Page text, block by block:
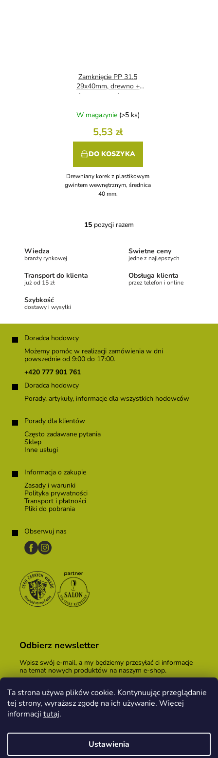
Ta strona używa plików cookie. Kontynuując przeglądanie
tej strony, wyrażasz zgodę na ich używanie. Więcej
informacji tutaj.
Ustawienia
Zamknięcie PP 31,5
29x40mm, drewno +
tworzywo sztuczne
W magazynie (>5 ks)
5,53 zł
DO KOSZYKA
Drewniany korek z plastikowym
gwintem wewnętrznym, średnica
40 mm.
K
i
y
15 pozycji razem
Wiedza
branży rynkowej
Świetne ceny
jedne z najlepszych
Transport do klienta
już od 15 zł
Obsługa klienta
przez telefon i online
Szybkość
dostawy i wysyłki
S
Doradca hodowcy
Możemy pomóc w realizacji zamówienia w dni
powszednie od 9:00 do 17:00.
+420 777 901 761
Doradca hodowcy
Porady, artykuły, informacje dla wszystkich hodowców
Porady dla klientów
Często zadawane pytania
Sklep
Inne usługi
Informacja o zakupie
Zasady i warunki
Polityka prywatności
Transport i płatności
Pliki do pobrania
Obserwuj nas
Odbierz newsletter
Wpisz swój e-mail, a my będziemy przesyłać ci informacje
na temat nowych produktów na naszym e-shop.
Podając adres e-mail, zgadzasz się zwarunkami
handlowymi
ZALOGUJ SIĘ